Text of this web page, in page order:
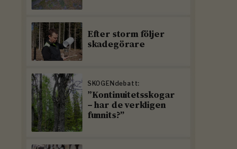
Efter storm följer
skadegörare
SKOGENdebatt:
”Kontinuitetsskogar
– har de verkligen
funnits?”